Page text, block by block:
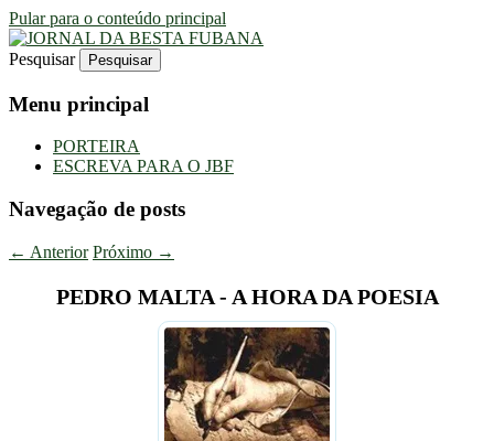
Pular para o conteúdo principal
JORNAL DA BESTA FUBANA
Uma Gazeta Escrota
Pesquisar
Menu principal
PORTEIRA
ESCREVA PARA O JBF
Navegação de posts
← Anterior Próximo →
PEDRO MALTA - A HORA DA POESIA